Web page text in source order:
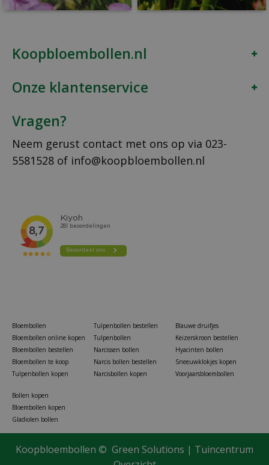
Koopbloembollen.nl
Onze klantenservice
Vragen?
Neem gerust contact met ons op via 023-
5581528 of info@koopbloembollen.nl
Bloembollen
Bloembollen online kopen
Bloembollen bestellen
Bloembollen te koop
Tulpenbollen kopen
Tulpenbollen bestellen
Tulpenbollen
Narcissen bollen
Narcis bollen bestellen
Narcisbollen kopen
Blauwe druifjes
Keizerskroon bestellen
Hyacinten bollen
Sneeuwklokjes kopen
Voorjaarsbloembollen
Bollen kopen
Bloembollen kopen
Gladiolen bollen
Koopbloembollen © Green Solutions | Tuincentrum